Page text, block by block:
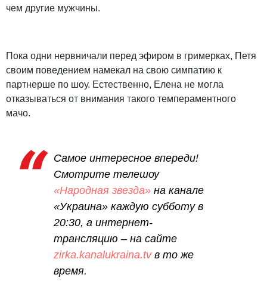
чем другие мужчины.
Пока одни нервничали перед эфиром в гримерках, Петя
своим поведением намекал на свою симпатию к
партнерше по шоу. Естественно, Елена не могла
отказываться от внимания такого темпераментного
мачо.
Самое интересное впереди!
Смотрите телешоу
«Народная звезда» на канале
«Украина» каждую субботу в
20:30, а интернет-
трансляцию – на сайте
zirka.kanalukraina.tvв то же
время.